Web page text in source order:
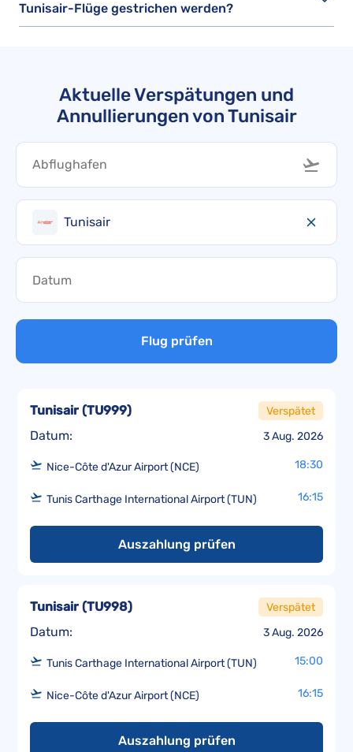
Tunisair-Flüge gestrichen werden?
Aktuelle Verspätungen und
Annullierungen von Tunisair
Tunisair
Flug prüfen
Datum: 3 Aug. 2026
Tunisair(TU999) Verspätet
Nice-Côte d'Azur Airport (NCE) 18:30
Tunis Carthage International Airport (TUN) 16:15
Auszahlung prüfen
Datum: 3 Aug. 2026
Tunisair(TU998) Verspätet
Tunis Carthage International Airport (TUN) 15:00
Nice-Côte d'Azur Airport (NCE) 16:15
Auszahlung prüfen